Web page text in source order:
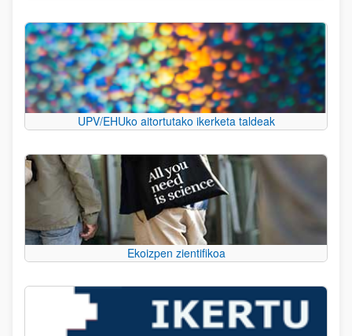
UPV/EHUko aitortutako ikerketa taldeak
Ekoizpen zientifikoa